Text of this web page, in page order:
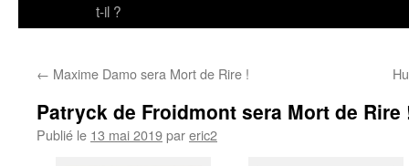
t-il ?
← Maxime Damo sera Mort de Rire !
Patryck de Froidmont sera Mort de Rire
Publié le 13 mai 2019pareric2